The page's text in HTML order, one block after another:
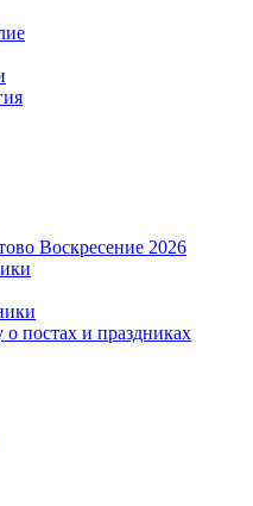
Воскресение 2026
постах и праздниках